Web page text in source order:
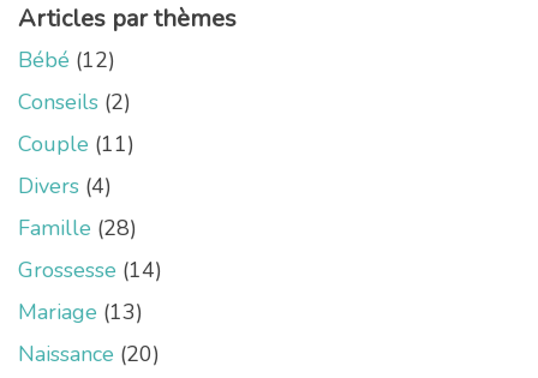
Articles par thèmes
Bébé (12)
Conseils (2)
Couple (11)
Divers (4)
Famille (28)
Grossesse (14)
Mariage (13)
Naissance (20)